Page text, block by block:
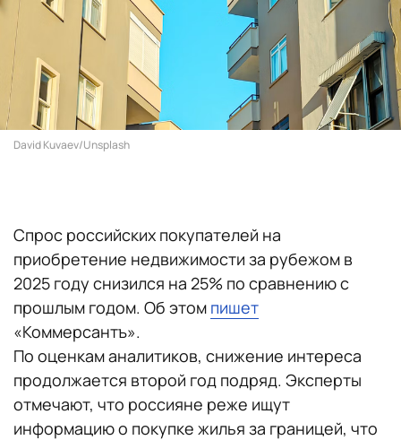
David Kuvaev/Unsplash
Спрос российских покупателей на
приобретение недвижимости за рубежом в
2025 году снизился на 25% по сравнению с
прошлым годом. Об этом пишет
«Коммерсантъ».
По оценкам аналитиков, снижение интереса
продолжается второй год подряд. Эксперты
отмечают, что россияне реже ищут
информацию о покупке жилья за границей, что